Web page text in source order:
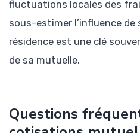
fluctuations locales des
sous-estimer l’influence
résidence est une clé
de sa mutuelle.
Questions